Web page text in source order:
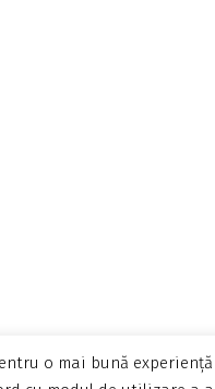
o mai bună